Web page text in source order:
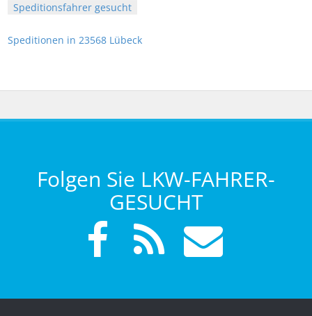
Speditionsfahrer gesucht
Speditionen in 23568 Lübeck
Folgen Sie LKW-FAHRER-
GESUCHT